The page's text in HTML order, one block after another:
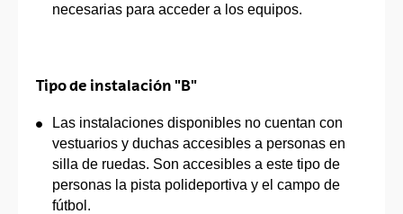
necesarias para acceder a los equipos.
Tipo de instalación "B"
Las instalaciones disponibles no cuentan con
vestuarios y duchas accesibles a personas en
silla de ruedas. Son accesibles a este tipo de
personas la pista polideportiva y el campo de
fútbol.